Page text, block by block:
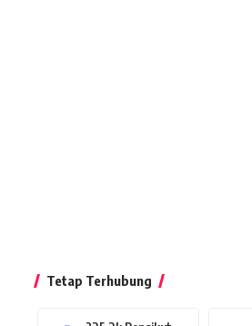
Tetap Terhubung